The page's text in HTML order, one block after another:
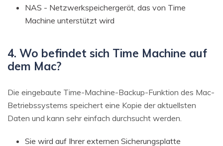
NAS - Netzwerkspeichergerät, das von Time
Machine unterstützt wird
4. Wo befindet sich Time Machine auf
dem Mac?
Die eingebaute Time-Machine-Backup-Funktion des Mac-
Betriebssystems speichert eine Kopie der aktuellsten
Daten und kann sehr einfach durchsucht werden.
Sie wird auf Ihrer externen Sicherungsplatte